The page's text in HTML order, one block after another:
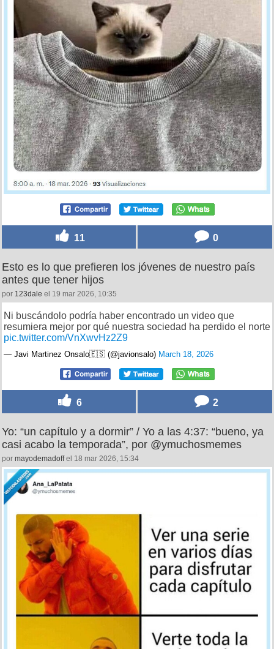
11 0
Esto es lo que prefieren los jóvenes de nuestro país
antes que tener hijos
por 123dale el 19 mar 2026, 10:35
Ni buscándolo podría haber encontrado un video que
resumiera mejor por qué nuestra sociedad ha perdido el norte
pic.twitter.com/VnXwvHz2Z9
— Javi Martinez Onsalo🇪🇸 (@javionsalo) March 18, 2026
6 2
Yo: “un capítulo y a dormir” / Yo a las 4:37: “bueno, ya
casi acabo la temporada”, por @ymuchosmemes
por mayodemadoffel 18 mar 2026, 15:34